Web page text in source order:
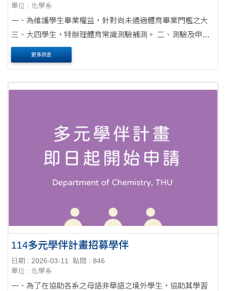
單位 : 化學系
一、為維護學生畢業權益，針對尚未通過體育畢業門檻之大
三、大四學生，特辦理體育常識測驗補測。 二、測驗及申請
相關事宜如下： (一)申請資格： 大三、大四在學學生。 (二)
本學期正修習「大二體育」....
更多訊息
114多元學伴計畫招募學伴
日期 : 2026-03-11
點閱 : 846
單位 : 化學系
一、為了在協助各系之母語非華語之境外學生，協助其學習